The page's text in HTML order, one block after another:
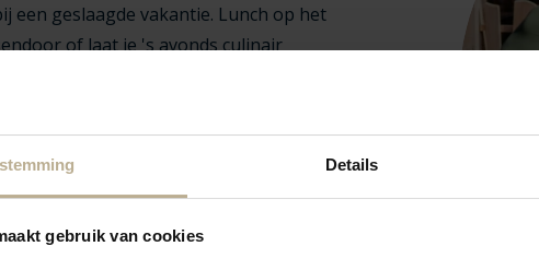
Details
gebruik van cookies
een geslaagde vakantie. Lunch op het
of laat je 's avonds culinair
restaurants. En voor een perfecte
strandpaviljoen. Van
tafelen met het hele gezin, bij ons proef